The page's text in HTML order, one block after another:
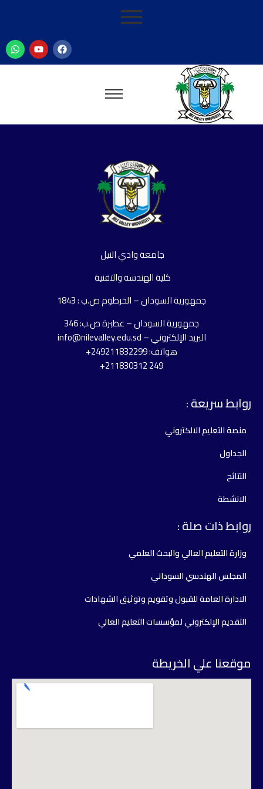
جامعة وادي النيل
كلية الهندسة والتقنية
جمهورية السودان – الخرطوم ص.ب : 1843
جمهورية السودان – عطبرة ص.ب: 346
البريد الإلكتروني – info@nilevalley.edu.sd
هواتف: 249211832299+
249 211830312+
روابط سريعة :
منصة التعليم الالكتروني
الجداول
النتائج
الانشطة
روابط ذات صلة :
وزارة التعليم العالي والبحث العلمي
المجلس الهندسي السوداني
الادارة العامة للقبول وتقويم وتوثيق الشهادات
التقديم الإلكتروني لمؤسسات التعليم العالي
موقعنا علي الخريطة